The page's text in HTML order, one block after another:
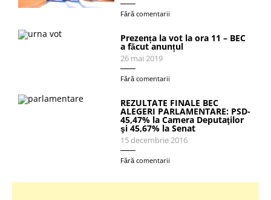
Fără comentarii
Prezența la vot la ora 11 – BEC
a făcut anunțul
26 mai 2019
Fără comentarii
REZULTATE FINALE BEC
ALEGERI PARLAMENTARE: PSD-
45,47% la Camera Deputaţilor
şi 45,67% la Senat
15 decembrie 2016
Fără comentarii